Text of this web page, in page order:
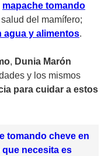
mapache tomando
del mamífero;
agua y alimentos.
, Dunia Marón
y los mismos
para cuidar a estos
tomando cheve en
que necesita es